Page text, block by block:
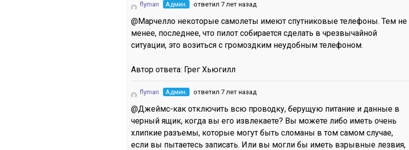
flyman Админ. ответил 7 лет назад
@Марчелло некоторые самолеты имеют спутниковые телефоны. Тем не
менее, последнее, что пилот собирается сделать в чрезвычайной
ситуации, это возиться с громоздким неудобным телефоном.
Автор ответа: Грег Хьюгилл
flyman Админ. ответил 7 лет назад
@Джеймс-как отключить всю проводку, берущую питание и данные в
черный ящик, когда вы его извлекаете? Вы можете либо иметь очень
хлипкие разъемы, которые могут быть сломаны в том самом случае,
если вы пытаетесь записать. Или вы могли бы иметь взрывные лезвия,